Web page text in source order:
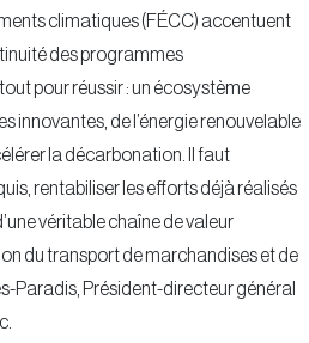
climatiques (FÉCC) accentuent
des programmes
pour réussir : un écosystème
innovantes, de l’énergie renouvelable
la décarbonation. Il faut
rentabiliser les efforts déjà réalisés
véritable chaîne de valeur
du transport de marchandises et de
Paradis, Président-directeur général